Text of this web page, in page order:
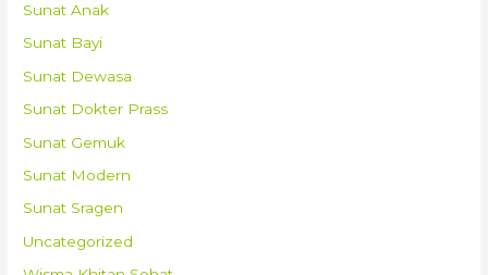
Sunat Anak
Sunat Bayi
Sunat Dewasa
Sunat Dokter Prass
Sunat Gemuk
Sunat Modern
Sunat Sragen
Uncategorized